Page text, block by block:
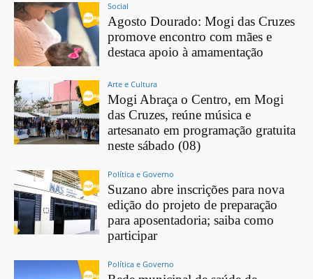
Social
Agosto Dourado: Mogi das Cruzes
promove encontro com mães e
destaca apoio à amamentação
Arte e Cultura
Mogi Abraça o Centro, em Mogi
das Cruzes, reúne música e
artesanato em programação gratuita
neste sábado (08)
Política e Governo
Suzano abre inscrições para nova
edição do projeto de preparação
para aposentadoria; saiba como
participar
Política e Governo